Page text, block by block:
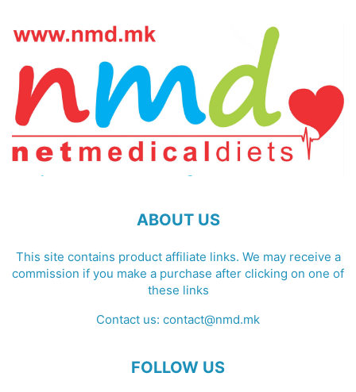
ABOUT US
This site contains product affiliate links. We may receive a
commission if you make a purchase after clicking on one of
these links
Contact us: contact@nmd.mk
FOLLOW US